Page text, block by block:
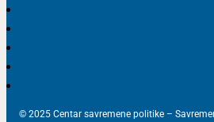
© 2025 Centar savremene politike –